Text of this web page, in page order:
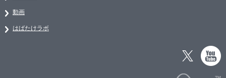
動画
はばたけラボ